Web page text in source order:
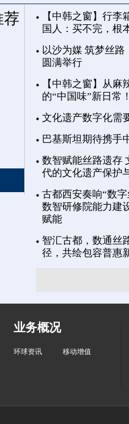
荐
【中韩之窗】行李
国人：买不完，根
以沙为媒 筑梦丝
圆满举行
【中韩之窗】从麻
的“中国味”新日常！
文化遗产数字化需
巴基斯坦期待携手
数智赋能丝路遗
代的文化遗产保护
古都西安奏响“数
数智研修院能力建
赋能
智汇古都，数通
径，共绘包容普惠
业务概况
环球资讯 移动增值